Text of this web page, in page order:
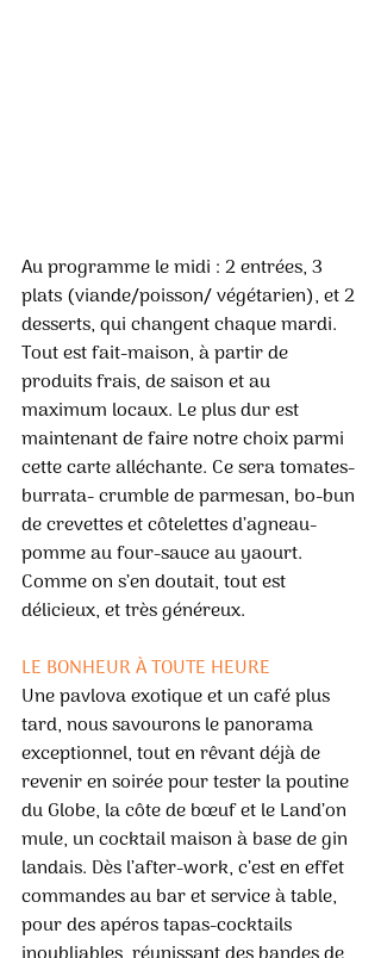
Au programme le midi : 2 entrées, 3
plats (viande/poisson/ végétarien), et 2
desserts, qui changent chaque mardi.
Tout est fait-maison, à partir de
produits frais, de saison et au
maximum locaux. Le plus dur est
maintenant de faire notre choix parmi
cette carte alléchante. Ce sera tomates-
burrata- crumble de parmesan, bo-bun
de crevettes et côtelettes d’agneau-
pomme au four-sauce au yaourt.
Comme on s’en doutait, tout est
délicieux, et très généreux.
LE BONHEUR À TOUTE HEURE
Une pavlova exotique et un café plus
tard, nous savourons le panorama
exceptionnel, tout en rêvant déjà de
revenir en soirée pour tester la poutine
du Globe, la côte de bœuf et le Land’on
mule, un cocktail maison à base de gin
landais. Dès l’after-work, c’est en effet
commandes au bar et service à table,
pour des apéros tapas-cocktails